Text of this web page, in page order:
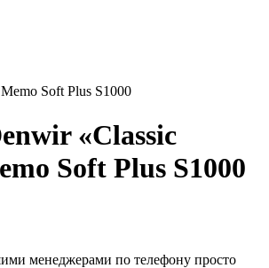
Soft Plus S1000
«Classic
Soft Plus S1000
менеджерами по телефону просто